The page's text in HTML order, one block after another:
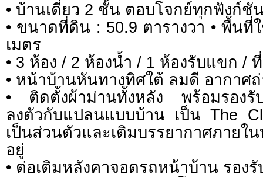
• บ้านเดี่ยว 2 ชั้น ตอบโจกย์ทุกฟังก์ชั
• ขนาดที่ดิน : 50.9 ตารางวา • พื้นที่
เมตร
• 3 ห้อง / 2 ห้องน้ำ / 1 ห้องรับแขก /
• หน้าบ้านหันทางทิศใต้ ลมดี อากาศ
• ติดตั้งผ้าม่านทั้งหลัง พร้อมรองรับ
ลงตัวกับแปลนแบบบ้าน เป็น The
เป็นส่วนตัวและเติมบรรยากาศภายใ
อยู่
• ต่อเติมหลังคาจอดรถหน้าบ้าน รอง